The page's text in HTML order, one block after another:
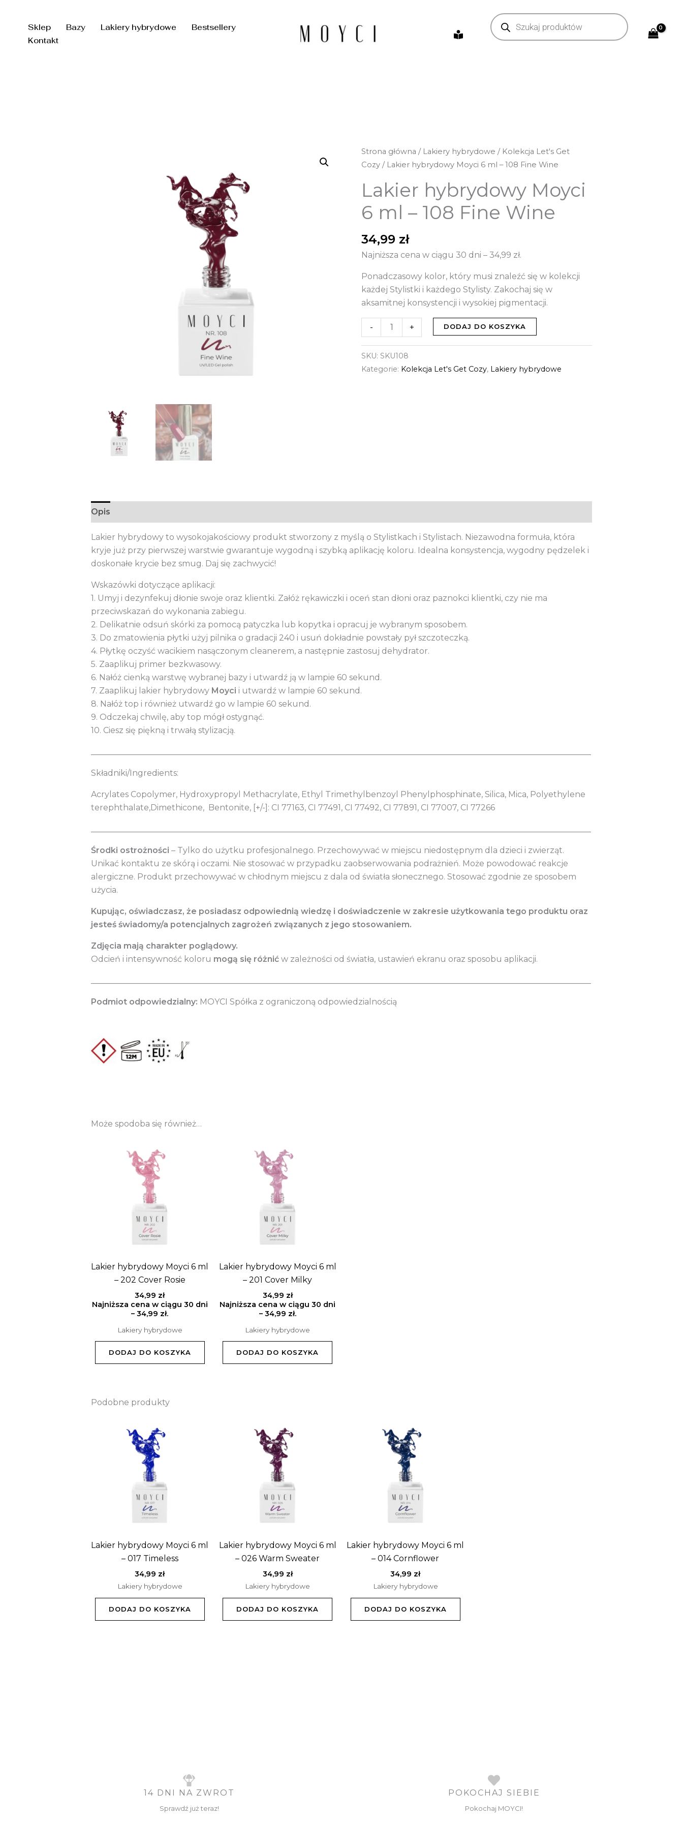
Sklep Bazy Lakiery hybrydowe
Bestsellery
Kontakt
Wyszukiwarka
produktów
Strona główna / Lakiery hybrydowe / Kolekcja Let's Get
Cozy / Lakier hybrydowy Moyci 6 ml – 108 Fine Wine
Lakier hybrydowy Moyci
6 ml – 108 Fine Wine
34,99 zł
Najniższa cena w ciągu 30 dni –34,99 zł.
Ponadczasowy kolor, który musi znaleźć się w kolekcji
każdej Stylistki i każdego Stylisty. Zakochaj się w
aksamitnej konsystencji i wysokiej pigmentacji.
-
ilość
Lakier
Moyci
ml
108
Fine
+ DODAJ DO KOSZYKA
SKU:SKU108
Kategorie: Kolekcja Let's Get Cozy, Lakiery hybrydowe
Opis
Lakier hybrydowy to wysokojakościowy produkt stworzony z myślą o Stylistkach i Stylistach. Niezawodna formuła, która
kryje już przy pierwszej warstwie gwarantuje wygodną i szybką aplikację koloru. Idealna konsystencja, wygodny pędzelek i
doskonałe krycie bez smug. Daj się zachwycić!
Wskazówki dotyczące aplikacji:
1. Umyj i dezynfekuj dłonie swoje oraz klientki. Załóż rękawiczki i oceń stan dłoni oraz paznokci klientki, czy nie ma
przeciwskazań do wykonania zabiegu.
2. Delikatnie odsuń skórki za pomocą patyczka lub kopytka i opracuj je wybranym sposobem.
3. Do zmatowienia płytki użyj pilnika o gradacji 240 i usuń dokładnie powstały pył szczoteczką.
4. Płytkę oczyść wacikiem nasączonym cleanerem, a następnie zastosuj dehydrator.
5. Zaaplikuj primer bezkwasowy.
6. Nałóż cienką warstwę wybranej bazy i utwardź ją w lampie 60 sekund.
7. Zaaplikuj lakier hybrydowy Moyci i utwardź w lampie 60 sekund.
8. Nałóż top i również utwardź go w lampie 60 sekund.
9. Odczekaj chwilę, aby top mógł ostygnąć.
10. Ciesz się piękną i trwałą stylizacją.
Składniki/Ingredients:
Acrylates Copolymer, Hydroxypropyl Methacrylate, Ethyl Trimethylbenzoyl Phenylphosphinate, Silica, Mica, Polyethylene
terephthalate,Dimethicone, Bentonite, [+/-]: CI 77163, CI 77491, CI 77492, CI 77891, CI 77007, CI 77266
Środki ostrożności – Tylko do użytku profesjonalnego. Przechowywać w miejscu niedostępnym dla dzieci i zwierząt.
Unikać kontaktu ze skórą i oczami. Nie stosować w przypadku zaobserwowania podrażnień. Może powodować reakcje
alergiczne. Produkt przechowywać w chłodnym miejscu z dala od światła słonecznego. Stosować zgodnie ze sposobem
użycia.
Kupując, oświadczasz, że posiadasz odpowiednią wiedzę i doświadczenie w zakresie użytkowania tego produktu oraz
jesteś świadomy/a potencjalnych zagrożeń związanych z jego stosowaniem.
Zdjęcia mają charakter poglądowy.
Odcień i intensywność koloru mogą się różnićw zależności od światła, ustawień ekranu oraz sposobu aplikacji.
Podmiot odpowiedzialny: MOYCI Spółka z ograniczoną odpowiedzialnością
Może spodoba się również…
Lakier hybrydowy Moyci 6 ml
– 202 Cover Rosie
34,99 zł
Najniższa cena w ciągu 30 dni
–34,99 zł.
Lakiery hybrydowe
DODAJ DO KOSZYKA
Lakier hybrydowy Moyci 6 ml
– 201 Cover Milky
34,99 zł
Najniższa cena w ciągu 30 dni
– 34,99 zł.
Lakiery hybrydowe
DODAJ DO KOSZYKA
Podobne produkty
Lakier hybrydowy Moyci 6 ml
– 017 Timeless
34,99 zł
Lakiery hybrydowe
DODAJ DO KOSZYKA
Lakier hybrydowy Moyci 6 ml
– 026 Warm Sweater
34,99 zł
Lakiery hybrydowe
DODAJ DO KOSZYKA
Lakier hybrydowy Moyci 6 ml
– 014 Cornflower
34,99 zł
Lakiery hybrydowe
DODAJ DO KOSZYKA
14 DNI NA ZWROT
Sprawdź już teraz!
POKOCHAJ SIEBIE
Pokochaj MOYCI!